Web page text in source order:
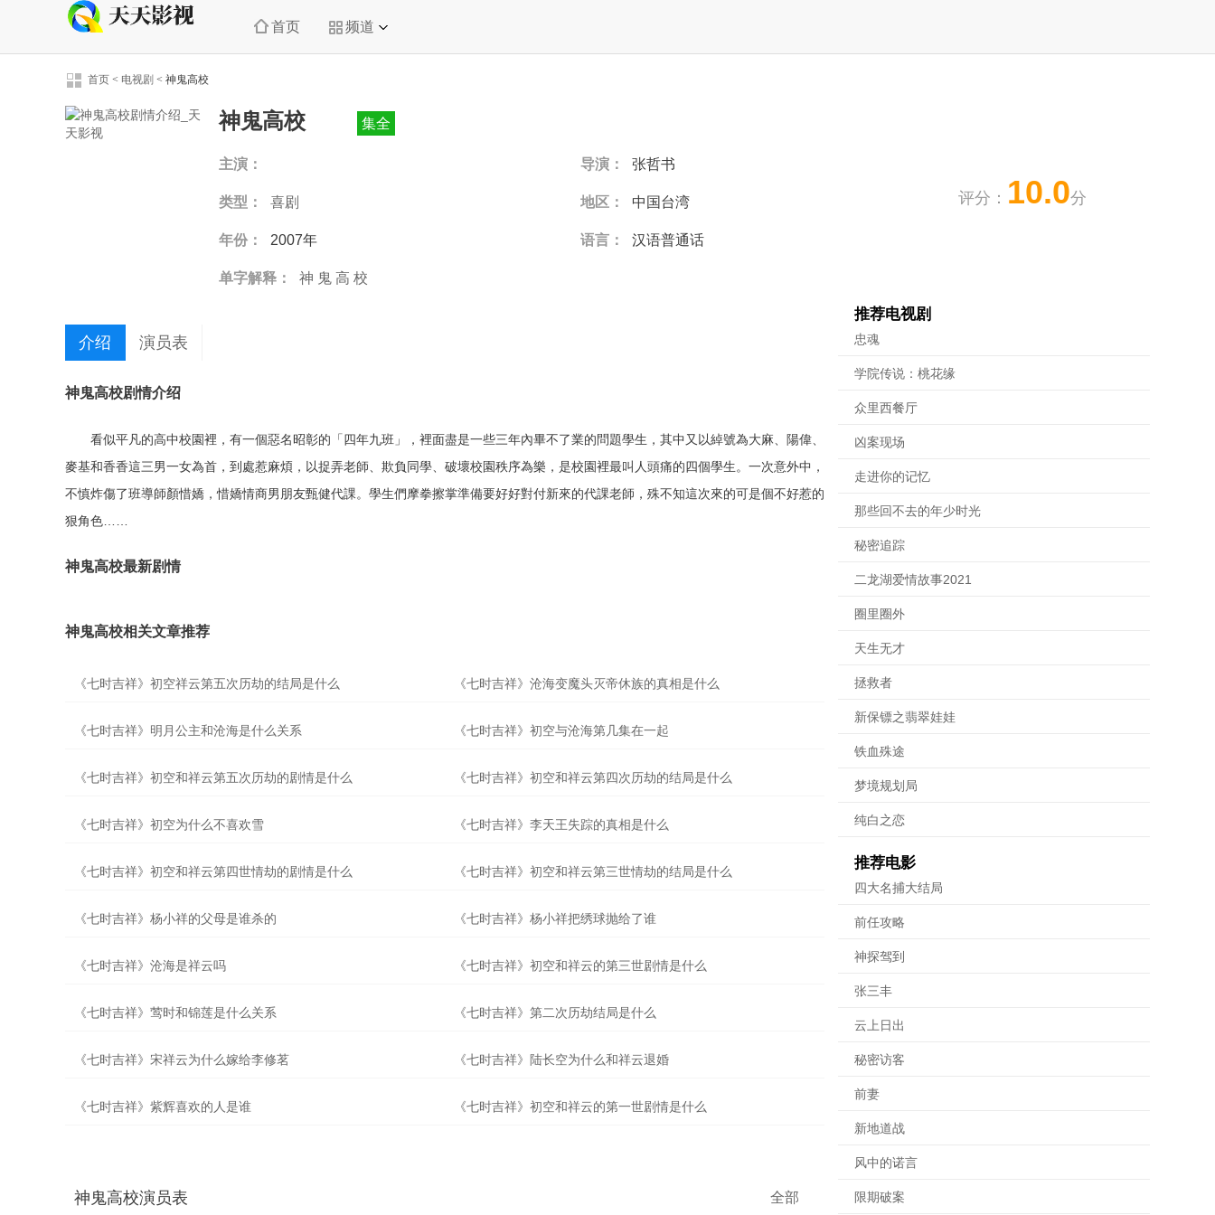
首页 频道
首页 < 电视剧 < 神鬼高校
评分： 10.0分
神鬼高校 集全
主演： 导演： 张哲书
类型： 喜剧 地区： 中国台湾
年份： 2007年 语言： 汉语普通话
单字解释： 神 鬼 高 校
介绍 演员表
神鬼高校剧情介绍
看似平凡的高中校園裡，有一個惡名昭彰的「四年九班」，裡面盡是一些三年內畢不了業的問題學生，其中又以綽號為大麻、陽偉、
麥基和香香這三男一女為首，到處惹麻煩，以捉弄老師、欺負同學、破壞校園秩序為樂，是校園裡最叫人頭痛的四個學生。一次意外中，
不慎炸傷了班導師顏惜嬌，惜嬌情商男朋友甄健代課。學生們摩拳擦掌準備要好好對付新來的代課老師，殊不知這次來的可是個不好惹的
狠角色……
神鬼高校最新剧情
神鬼高校相关文章推荐
《七时吉祥》初空祥云第五次历劫的结局是什么 《七时吉祥》沧海变魔头灭帝休族的真相是什么
《七时吉祥》明月公主和沧海是什么关系 《七时吉祥》初空与沧海第几集在一起
《七时吉祥》初空和祥云第五次历劫的剧情是什么 《七时吉祥》初空和祥云第四次历劫的结局是什么
《七时吉祥》初空为什么不喜欢雪 《七时吉祥》李天王失踪的真相是什么
《七时吉祥》初空和祥云第四世情劫的剧情是什么 《七时吉祥》初空和祥云第三世情劫的结局是什么
《七时吉祥》杨小祥的父母是谁杀的 《七时吉祥》杨小祥把绣球抛给了谁
《七时吉祥》沧海是祥云吗 《七时吉祥》初空和祥云的第三世剧情是什么
《七时吉祥》莺时和锦莲是什么关系 《七时吉祥》第二次历劫结局是什么
《七时吉祥》宋祥云为什么嫁给李修茗 《七时吉祥》陆长空为什么和祥云退婚
《七时吉祥》紫辉喜欢的人是谁 《七时吉祥》初空和祥云的第一世剧情是什么
神鬼高校演员表 全部
推荐电视剧
忠魂
学院传说：桃花缘
众里西餐厅
凶案现场
走进你的记忆
那些回不去的年少时光
秘密追踪
二龙湖爱情故事2021
圈里圈外
天生无才
拯救者
新保镖之翡翠娃娃
铁血殊途
梦境规划局
纯白之恋
推荐电影
四大名捕大结局
前任攻略
神探驾到
张三丰
云上日出
秘密访客
前妻
新地道战
风中的诺言
限期破案